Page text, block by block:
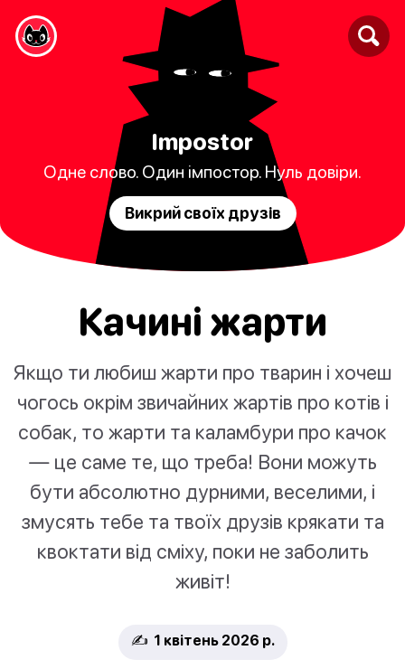
Impostor
Одне слово. Один імпостор. Нуль довіри.
Викрий своїх друзів
Качині жарти
Якщо ти любиш жарти про тварин і хочеш
чогось окрім звичайних жартів про котів і
собак, то жарти та каламбури про качок
— це саме те, що треба! Вони можуть
бути абсолютно дурними, веселими, і
змусять тебе та твоїх друзів крякати та
квоктати від сміху, поки не заболить
живіт!
✍️ 1 квітень 2026 р.